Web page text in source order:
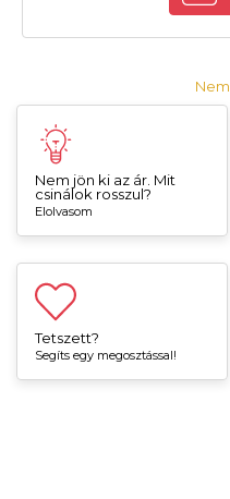
Nem jön ki az ár. Mit
csinálok rosszul?
Elolvasom
Tetszett?
Segíts egy megosztással!